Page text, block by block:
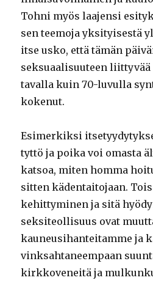
Tohni myös laajensi
sen teemoja yksityisestä
itse usko, että tämän
seksuaalisuuteen liittyvää
tavalla kuin 70-luvulla
kokenut.
Esimerkiksi
tyttö ja poika voi omasta
katsoa, miten homma
sitten kädentaitojaan.
kehittyminen ja sitä
seksiteollisuus ovat
kauneusihanteitamme ja
vinksahtaneempaan
kirkkoveneitä ja